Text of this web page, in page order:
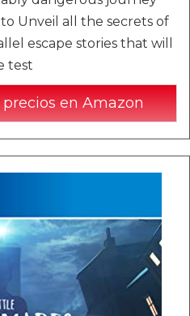
Unveil all the secrets of
escape stories that will
test
en Amazon